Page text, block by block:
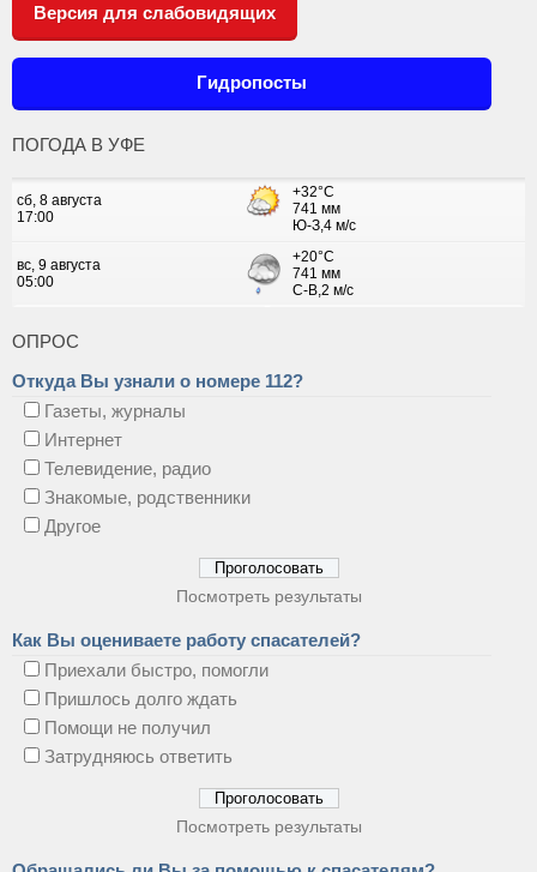
Версия для слабовидящих
Гидропосты
ПОГОДА В УФЕ
ОПРОС
Откуда Вы узнали о номере 112?
Газеты, журналы
Интернет
Телевидение, радио
Знакомые, родственники
Другое
Посмотреть результаты
Как Вы оцениваете работу спасателей?
Приехали быстро, помогли
Пришлось долго ждать
Помощи не получил
Затрудняюсь ответить
Посмотреть результаты